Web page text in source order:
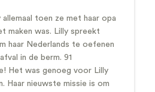
toen ze met haar opa
maken was. Lilly spreekt
haar Nederlands te oefenen
in de berm. 91
Het was genoeg voor Lilly
Haar nieuwste missie is om